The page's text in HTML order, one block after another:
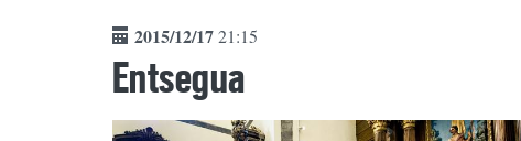
2015/12/1721:15
Entsegua